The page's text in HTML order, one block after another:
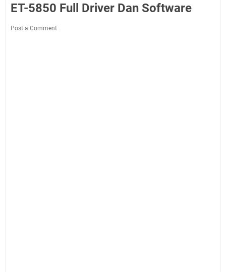
ET-5850 Full Driver Dan Software
Post a Comment